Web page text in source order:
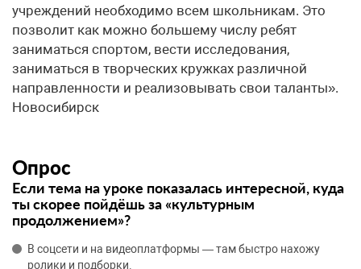
учреждений необходимо всем школьникам. Это
позволит как можно большему числу ребят
заниматься спортом, вести исследования,
заниматься в творческих кружках различной
направленности и реализовывать свои таланты».
Новосибирск
Опрос
Если тема на уроке показалась интересной, куда
ты скорее пойдёшь за «культурным
продолжением»?
В соцсети и на видеоплатформы — там быстро нахожу
ролики и подборки.